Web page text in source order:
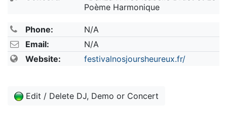
Poème Harmonique
Phone:
N/A
Email:
N/A
Website:
festivalnosjoursheureux.fr/
Edit / Delete DJ, Demo or Concert